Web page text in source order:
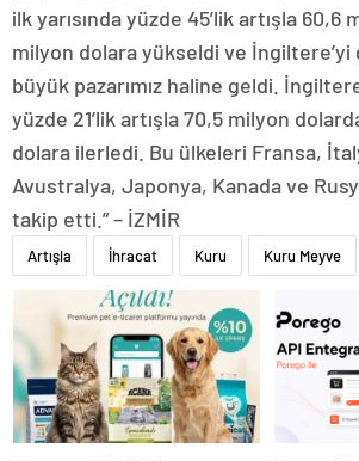
ilk yarısında yüzde 45’lik artışla 60,6
milyon dolara yükseldi ve
büyük pazarımız haline geldi.
yüzde 21’lik artışla 70,5 milyon
dolara ilerledi. Bu ülkeleri Fransa,
Avustralya, Japonya, Kanada ve
takip etti.” – İZMİR
Artışla İhracat Kuru Kuru Meyve